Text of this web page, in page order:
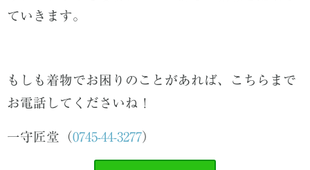
ていきます。
もしも着物でお困りのことがあれば、こちらまで
お電話してくださいね！
一守匠堂（0745-44-3277）